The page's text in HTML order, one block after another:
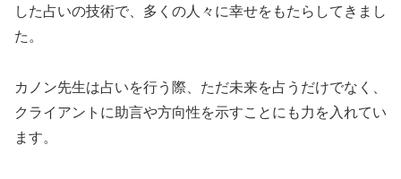
した占いの技術で、多くの人々に幸せをもたらしてきまし
た。
カノン先生は占いを行う際、ただ未来を占うだけでなく、
クライアントに助言や方向性を示すことにも力を入れてい
ます。